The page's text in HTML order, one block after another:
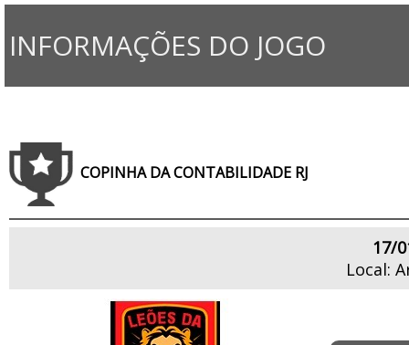
INFORMAÇÕES DO JOGO
COPINHA DA CONTABILIDADE RJ
17/
Local: